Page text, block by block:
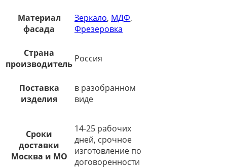
Материал
фасада
Зеркало, МДФ,
Фрезеровка
Страна
производитель Россия
Поставка
изделия
в разобранном
виде
Сроки
доставки
Москва и МО
14-25 рабочих
дней, срочное
изготовление по
договоренности